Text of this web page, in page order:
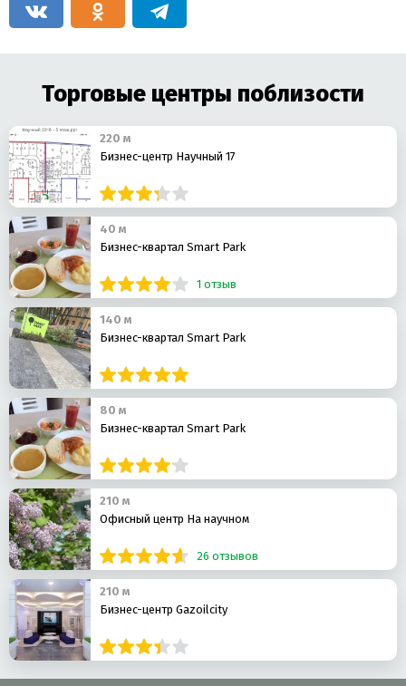
Торговые центры поблизости
220 м
Бизнес-центр Научный 17
40 м
Бизнес-квартал Smart Park
1 отзыв
140 м
Бизнес-квартал Smart Park
80 м
Бизнес-квартал Smart Park
210 м
Офисный центр На научном
26 отзывов
210 м
Бизнес-центр Gazoilcity